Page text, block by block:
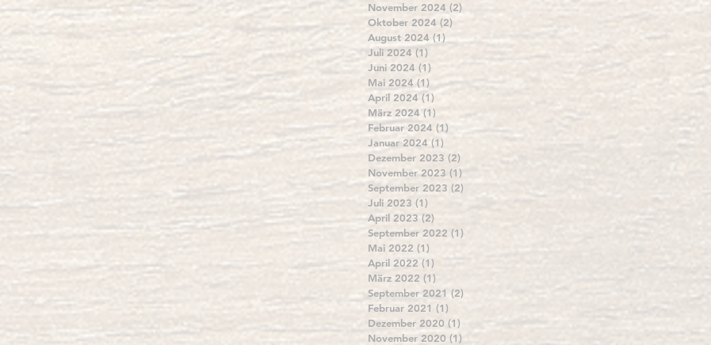
November 2024 (2)
Oktober 2024 (2)
August 2024 (1)
Juli 2024 (1)
Juni 2024 (1)
Mai 2024 (1) 1 Beitrag
April 2024 (1) 1 Beitrag
März 2024 (1)
Februar 2024 (1)
Januar 2024 (1)
Dezember 2023 (2)
November 2023 (1)
September 2023 (2)
Juli 2023 (1)
April 2023 (2)
September 2022 (1)
Mai 2022 (1)
April 2022 (1)
März 2022 (1)
September 2021 (2)
Februar 2021 (1)
Dezember 2020 (1)
November 2020 (1)